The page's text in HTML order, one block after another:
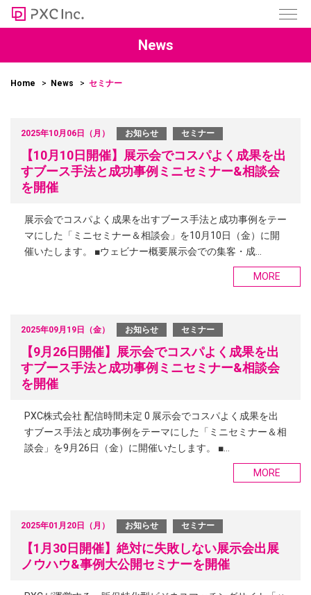
News
Home News セミナー
2025年10月06日（月） お知らせ セミナー
【10月10日開催】展示会でコスパよく成果を出
すブース手法と成功事例ミニセミナー&相談会
を開催
展示会でコスパよく成果を出すブース手法と成功事例をテー
マにした「ミニセミナー＆相談会」を10月10日（金）に開
催いたします。 ■ウェビナー概要展示会での集客・成…
MORE
2025年09月19日（金） お知らせ セミナー
【9月26日開催】展示会でコスパよく成果を出
すブース手法と成功事例ミニセミナー&相談会
を開催
PXC株式会社 配信時間未定 0 展示会でコスパよく成果を出
すブース手法と成功事例をテーマにした「ミニセミナー＆相
談会」を9月26日（金）に開催いたします。 ■…
MORE
2025年01月20日（月） お知らせ セミナー
【1月30日開催】絶対に失敗しない展示会出展
ノウハウ&事例大公開セミナーを開催